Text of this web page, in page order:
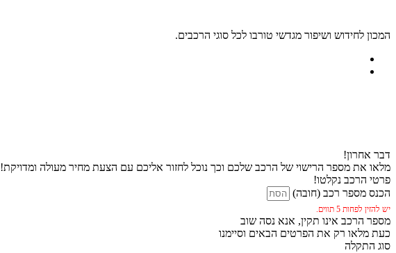
המכון לחידוש ושיפור מגדשי טורבו לכל סוגי הרכבים.
דבר אחרון!
מלאו את מספר הרישוי של הרכב שלכם וכך נוכל לחזור אליכם עם הצעת מחיר מעולה ומדויקת!
פרטי הרכב נקלטו!
הכנס מספר רכב (חובה)
יש להזין לפחות 5 תווים.
מספר הרכב אינו תקין, אנא נסה שוב
כעת מלאו רק את הפרטים הבאים וסיימנו
סוג התקלה